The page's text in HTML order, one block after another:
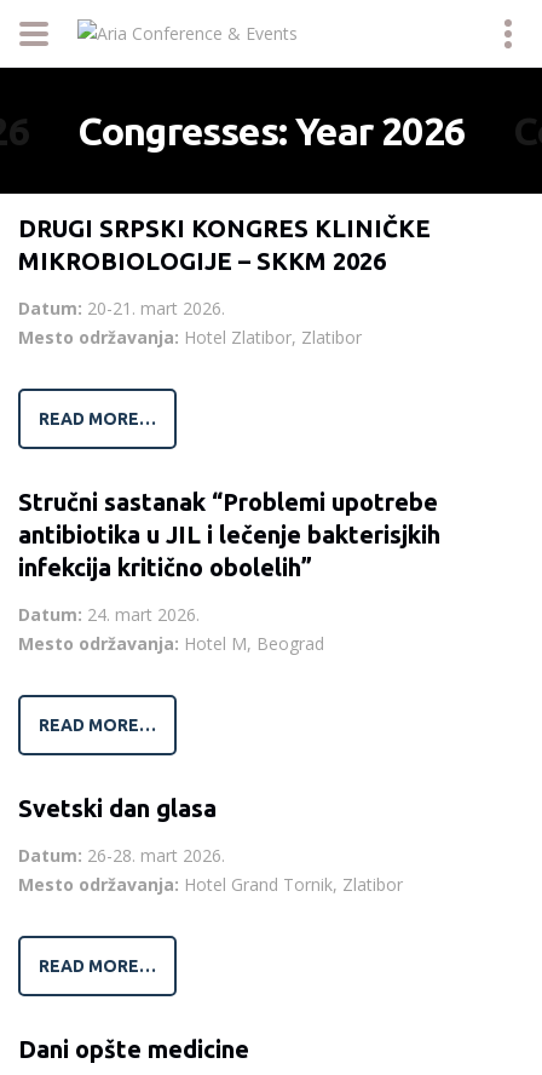
Congresses: Year 2026
DRUGI SRPSKI KONGRES KLINIČKE
MIKROBIOLOGIJE – SKKM 2026
Datum: 20-21. mart 2026.
Mesto održavanja: Hotel Zlatibor, Zlatibor
READ MORE…
Stručni sastanak “Problemi upotrebe
antibiotika u JIL i lečenje bakterisjkih
infekcija kritično obolelih”
Datum: 24. mart 2026.
Mesto održavanja: Hotel M, Beograd
READ MORE…
Svetski dan glasa
Datum: 26-28. mart 2026.
Mesto održavanja: Hotel Grand Tornik, Zlatibor
READ MORE…
Dani opšte medicine